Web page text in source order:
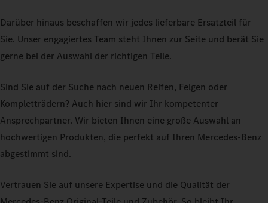
Darüber hinaus beschaffen wir jedes lieferbare Ersatzteil für
Sie. Unser engagiertes Team steht Ihnen zur Seite und berät Sie
gerne bei der Auswahl der richtigen Teile.
Sind Sie auf der Suche nach neuen Reifen, Felgen oder
Kompletträdern? Auch hier sind wir Ihr kompetenter
Ansprechpartner. Wir bieten Ihnen eine große Auswahl an
hochwertigen Produkten, die perfekt auf Ihren Mercedes-Benz
abgestimmt sind.
Vertrauen Sie auf unsere Expertise und die Qualität der